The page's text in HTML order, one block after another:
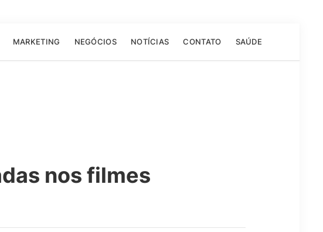
MARKETING NEGÓCIOS NOTÍCIAS CONTATO SAÚDE
nos filmes